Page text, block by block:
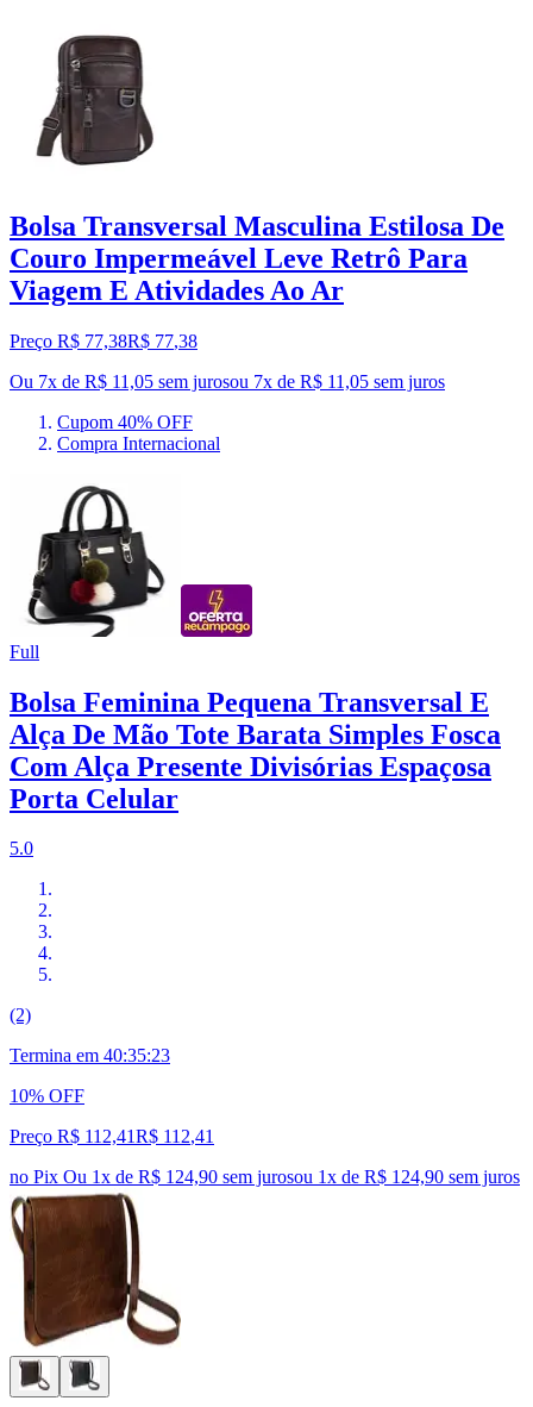
Bolsa Transversal Masculina Estilosa De
Couro Impermeável Leve Retrô Para
Viagem E Atividades Ao Ar
Preço R$ 77,38R$ 77,38
Ou 7x de R$ 11,05 sem jurosou 7x de R$ 11,05 sem juros
Cupom 40% OFF
Compra Internacional
Full
Bolsa Feminina Pequena Transversal E
Alça De Mão Tote Barata Simples Fosca
Com Alça Presente Divisórias Espaçosa
Porta Celular
5.0
(2)
Termina em 40:35:22
10% OFF
Preço R$ 112,41R$ 112,41
no Pix Ou 1x de R$ 124,90 sem jurosou 1x de R$ 124,90 sem juros